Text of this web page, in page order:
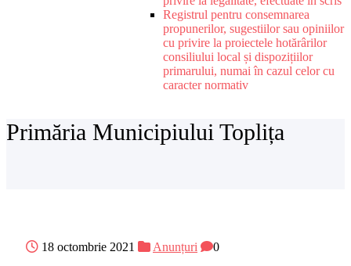
Registrul pentru consemnarea
propunerilor, sugestiilor sau opiniilor
cu privire la proiectele hotărârilor
consiliului local și dispozițiilor
primarului, numai în cazul celor cu
caracter normativ
Primăria Municipiului Toplița
18 octombrie 2021 Anunțuri 0